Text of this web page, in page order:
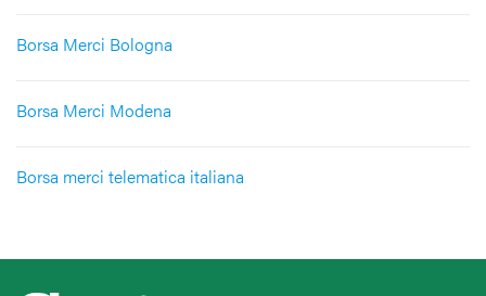
Borsa Merci Bologna
Borsa Merci Modena
Borsa merci telematica italiana